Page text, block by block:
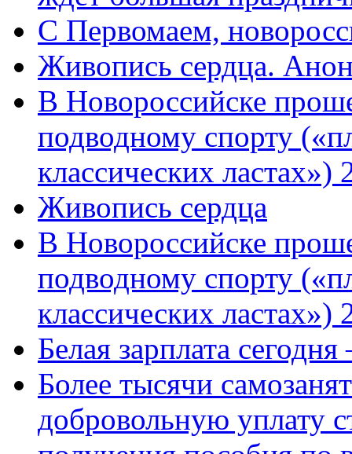
C Первомаем,
Живопись сердца.
В Новороссийске
подводному спорту
классических
Живопись сердца
В Новороссийске
подводному спорту
классических ластах»)
Белая зарплата
Более тысячи
добровольную уплату